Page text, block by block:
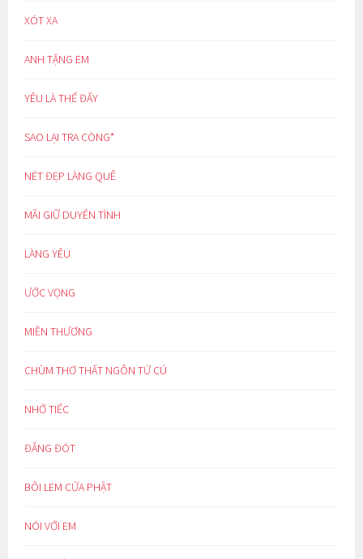
XÓT XA
ANH TẶNG EM
YÊU LÀ THẾ ĐẤY
SAO LẠI TRA CÒNG*
NÉT ĐẸP LÀNG QUÊ
MÃI GIỮ DUYÊN TÌNH
LÀNG YÊU
ƯỚC VỌNG
MIỀN THƯƠNG
CHÙM THƠ THẤT NGÔN TỨ CÚ
NHỚ TIẾC
ĐẮNG ĐÓT
BÔI LEM CỬA PHẬT
NÓI VỚI EM